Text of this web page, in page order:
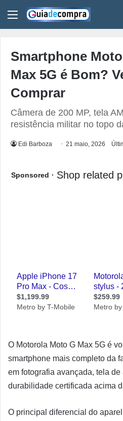
Menu
Smartphone
Max 5G é Bom?
Comprar
Câmera de 200 MP, tela
resistência militar no topo
Edi Barboza 21 maio, 2026
O Motorola Moto G Max 5G é
smartphone mais completo da
em fotografia avançada, tela de
durabilidade certificada acima
O principal diferencial do